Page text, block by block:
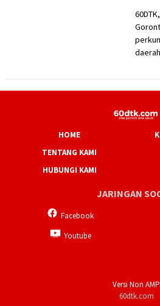
HOME
TENTANG KAMI
HUBUNGI KAMI
JARINGAN
Facebook
Youtube
Versi Non AMP
60dtk.com